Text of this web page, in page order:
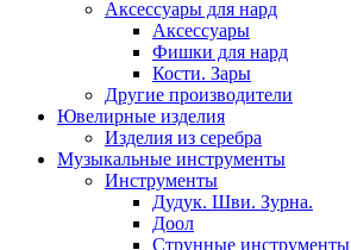
Аксессуары для нард
Аксессуары
Фишки для нард
Кости. Зары
Другие производители
Ювелирные изделия
Изделия из серебра
Музыкальные инструменты
Инструменты
Дудук. Шви. Зурна.
Доол
Струнные инструменты